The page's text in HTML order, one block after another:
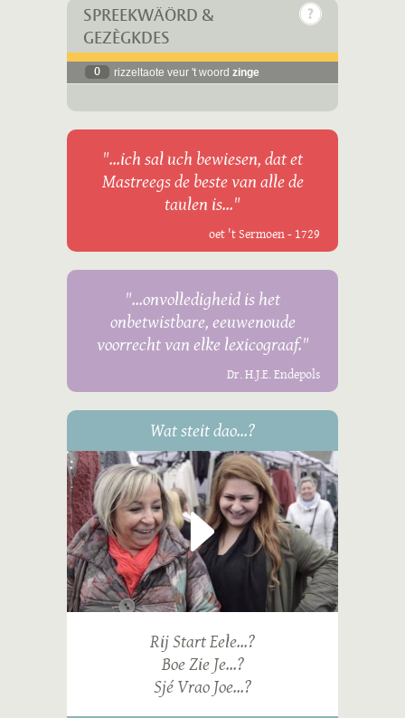
SPREEKWÄÖRD &
GEZÈGKDES
0 rizzeltaote veur 't woord zinge
"...ich sal uch bewiesen, dat et
Mastreegs de beste van alle de
taulen is..."
oet 't Sermoen - 1729
"...onvolledigheid is het
onbetwistbare, eeuwenoude
voorrecht van elke lexicograaf."
Dr. H.J.E. Endepols
Wat steit dao...?
Rij Start Eele...?
Boe Zie Je...?
Sjé Vrao Joe...?